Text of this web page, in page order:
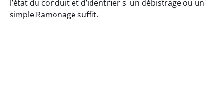
l’état du conduit et d’identifier si un débistrage ou un
simple Ramonage suffit.